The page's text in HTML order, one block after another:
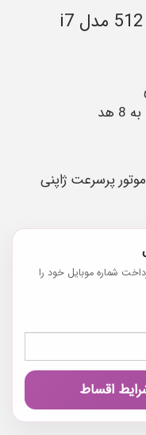
پرسرعت ژاپنی
شماره موبایل خود را
اقساط